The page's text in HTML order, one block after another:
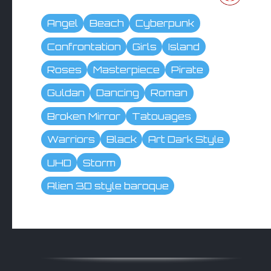
Angel Beach
Cyberpunk
Confrontation
Girls
Island
Roses
Masterpiece
Pirate
Guldan
Dancing
Roman
Broken Mirror
Tatouages
Warriors
Black
Art Dark Style
UHD
Storm
Alien 3D style baroque